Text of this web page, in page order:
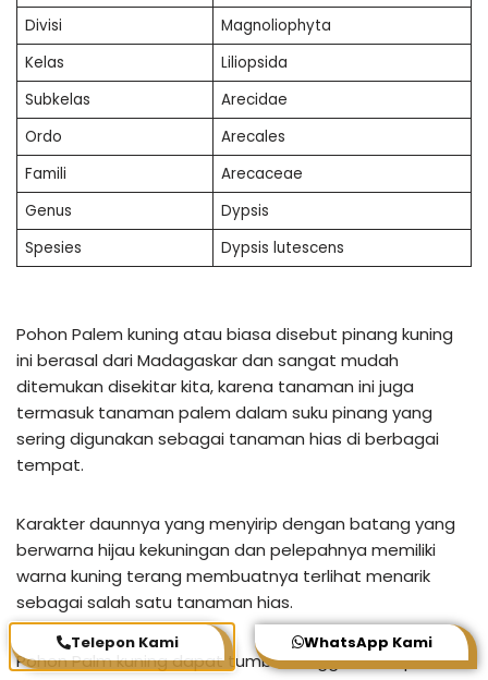
Divisi
Magnoliophyta
Kelas
Liliopsida
Subkelas
Arecidae
Ordo
Arecales
Famili
Arecaceae
Genus
Dypsis
Spesies
Dypsis lutescens
Pohon Palem kuning atau biasa disebut pinang kuning
ini berasal dari Madagaskar dan sangat mudah
ditemukan disekitar kita, karena tanaman ini juga
termasuk tanaman palem dalam suku pinang yang
sering digunakan sebagai tanaman hias di berbagai
tempat.
Karakter daunnya yang menyirip dengan batang yang
berwarna hijau kekuningan dan pelepahnya memiliki
warna kuning terang membuatnya terlihat menarik
sebagai salah satu tanaman hias.
Pohon Palm kuning dapat tumbuh tinggi mencapai
Telepon Kami WhatsApp Kami